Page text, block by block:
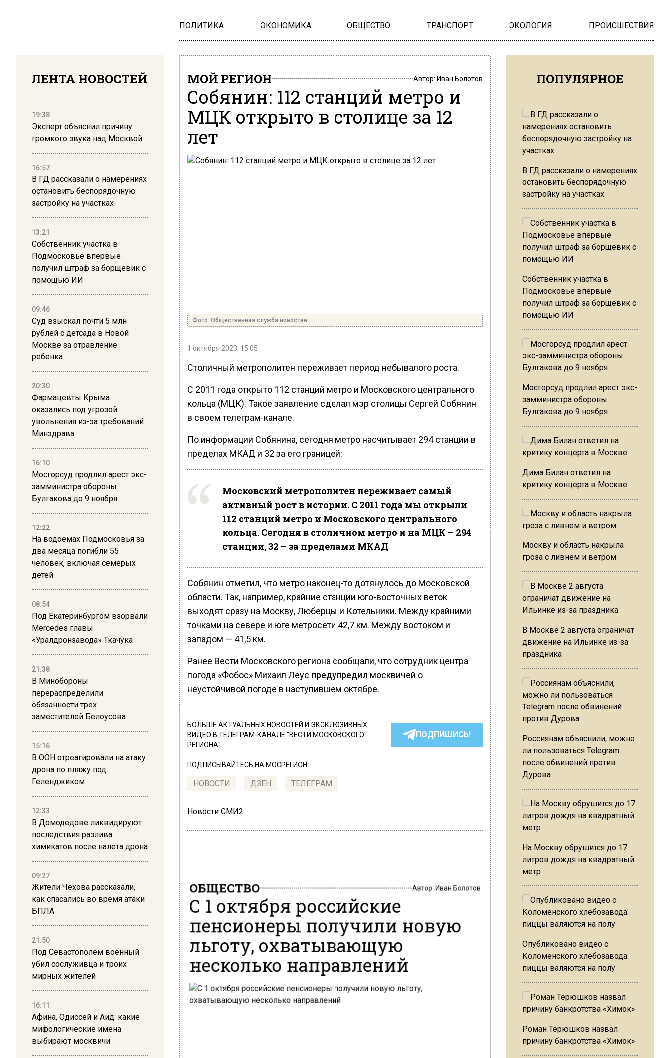
ПОЛИТИКА ЭКОНОМИКА ОБЩЕСТВО ТРАНСПОРТ ЭКОЛОГИЯ ПРОИСШЕСТВИЯ
ЛЕНТА НОВОСТЕЙ
19:38
Эксперт объяснил причину
громкого звука над Москвой
16:57
В ГД рассказали о намерениях
остановить беспорядочную
застройку на участках
13:21
Собственник участка в
Подмосковье впервые
получил штраф за борщевик с
помощью ИИ
09:46
Суд взыскал почти 5 млн
рублей с детсада в Новой
Москве за отравление
ребенка
20:30
Фармацевты Крыма
оказались под угрозой
увольнения из-за требований
Минздрава
16:10
Мосгорсуд продлил арест экс-
замминистра обороны
Булгакова до 9 ноября
12:22
На водоемах Подмосковья за
два месяца погибли 55
человек, включая семерых
детей
08:54
Под Екатеринбургом взорвали
Mercedes главы
«Уралдронзавода» Ткачука
21:38
В Минобороны
перераспределили
обязанности трех
заместителей Белоусова
15:16
В ООН отреагировали на атаку
дрона по пляжу под
Геленджиком
12:33
В Домодедове ликвидируют
последствия разлива
химикатов после налета дрона
09:27
Жители Чехова рассказали,
как спасались во время атаки
БПЛА
21:50
Под Севастополем военный
убил сослуживца и троих
мирных жителей
16:11
Афина, Одиссей и Аид: какие
мифологические имена
выбирают москвичи
МОЙ РЕГИОН Автор: Иван Болотов
Собянин: 112 станций метро и
МЦК открыто в столице за 12
лет
Фото: Общественная служба новостей
1 октября 2023, 15:05
Столичный метрополитен переживает период небывалого роста.
С 2011 года открыто 112 станций метро и Московского центрального
кольца (МЦК). Такое заявление сделал мэр столицы Сергей Собянин
в своем телеграм-канале.
По информации Собянина, сегодня метро насчитывает 294 станции в
пределах МКАД и 32 за его границей:
Московский метрополитен переживает самый
активный рост в истории. С 2011 года мы открыли
112 станций метро и Московского центрального
кольца. Сегодня в столичном метро и на МЦК – 294
станции, 32 – за пределами МКАД
Собянин отметил, что метро наконец-то дотянулось до Московской
области. Так, например, крайние станции юго-восточных веток
выходят сразу на Москву, Люберцы и Котельники. Между крайними
точками на севере и юге метросети 42,7 км. Между востоком и
западом — 41,5 км.
Ранее Вести Московского региона сообщали, что сотрудник центра
погода «Фобос» Михаил Леус предупредил москвичей о
неустойчивой погоде в наступившем октябре.
БОЛЬШЕ АКТУАЛЬНЫХ НОВОСТЕЙ И ЭКСКЛЮЗИВНЫХ
ВИДЕО В ТЕЛЕГРАМ-КАНАЛЕ "ВЕСТИ МОСКОВСКОГО
РЕГИОНА".
ПОДПИШИСЬ!
ПОДПИСЫВАЙТЕСЬ НА МОСРЕГИОН:
НОВОСТИ ДЗЕН ТЕЛЕГРАМ
Новости СМИ2
ОБЩЕСТВО
С 1 октября российские
пенсионеры получили новую
льготу, охватывающую
несколько направлений
ПОПУЛЯРНОЕ
В ГД рассказали о намерениях
остановить беспорядочную
застройку на участках
Собственник участка в
Подмосковье впервые
получил штраф за борщевик с
помощью ИИ
Мосгорсуд продлил арест экс-
замминистра обороны
Булгакова до 9 ноября
Дима Билан ответил на
критику концерта в Москве
Москву и область накрыла
гроза с ливнем и ветром
В Москве 2 августа ограничат
движение на Ильинке из-за
праздника
Россиянам объяснили, можно
ли пользоваться Telegram
после обвинений против
Дурова
На Москву обрушится до 17
литров дождя на квадратный
метр
Опубликовано видео с
Коломенского хлебозавода:
пиццы валяются на полу
Роман Терюшков назвал
причину банкротства «Химок»